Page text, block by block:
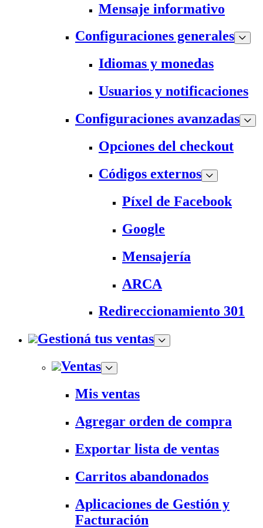
Mensaje informativo
Configuraciones generales
Idiomas y monedas
Usuarios y notificaciones
Configuraciones avanzadas
Opciones del checkout
Códigos externos
Píxel de Facebook
Google
Mensajería
ARCA
Redireccionamiento 301
Gestioná tus ventas
Ventas
Mis ventas
Agregar orden de compra
Exportar lista de ventas
Carritos abandonados
Aplicaciones de Gestión y
Facturación